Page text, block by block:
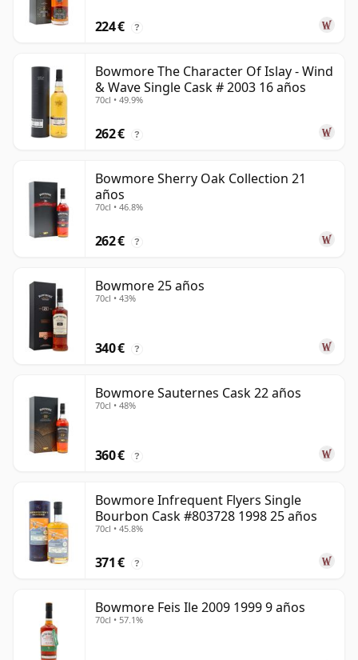
224 € ?
Bowmore The Character Of Islay - Wind
& Wave Single Cask # 2003 16 años
70cl • 49.9%
262 € ?
Bowmore Sherry Oak Collection 21
años
70cl • 46.8%
262 € ?
Bowmore 25 años
70cl • 43%
340 € ?
Bowmore Sauternes Cask 22 años
70cl • 48%
360 € ?
Bowmore Infrequent Flyers Single
Bourbon Cask #803728 1998 25 años
70cl • 45.8%
371 € ?
Bowmore Feis Ile 2009 1999 9 años
70cl • 57.1%